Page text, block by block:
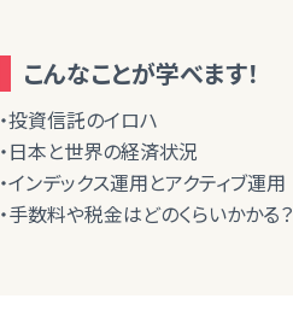
こんなことが学べます！
・投資信託のイロハ
・日本と世界の経済状況
・インデックス運用とアクティブ運用
・手数料や税金はどのくらいかかる？